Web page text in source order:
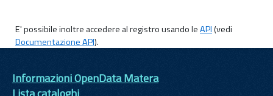
E' possibile inoltre accedere al registro usando leAPI(vedi
Documentazione API).
Informazioni OpenData Matera